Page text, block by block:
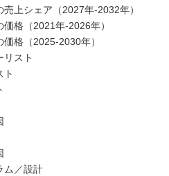
上シェア（2027年-2032年）
格（2021年-2026年）
格（2025-2030年）
リスト
ト
ム／設計